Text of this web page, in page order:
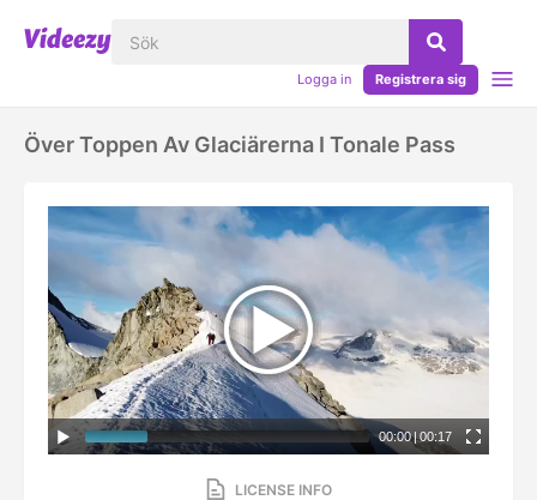
Logga in Registrera sig
Över Toppen Av Glaciärerna I Tonale Pass
00:00|00:17
LICENSE INFO